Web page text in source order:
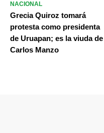
NACIONAL
Grecia Quiroz tomará
protesta como presidenta
de Uruapan; es la viuda de
Carlos Manzo